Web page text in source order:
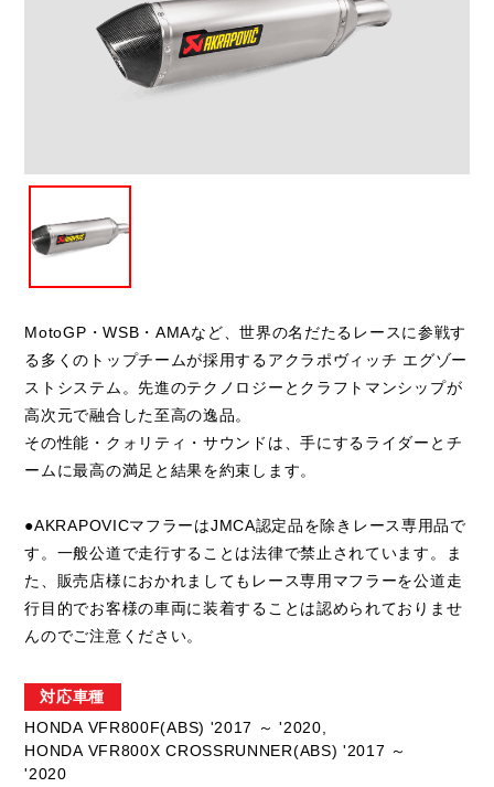
MotoGP・WSB・AMAなど、世界の名だたるレースに参戦す
る多くのトップチームが採用するアクラポヴィッチ エグゾー
ストシステム。先進のテクノロジーとクラフトマンシップが
高次元で融合した至高の逸品。
その性能・クォリティ・サウンドは、手にするライダーとチ
ームに最高の満足と結果を約束します。
●AKRAPOVICマフラーはJMCA認定品を除きレース専用品で
す。一般公道で走行することは法律で禁止されています。ま
た、販売店様におかれましてもレース専用マフラーを公道走
行目的でお客様の車両に装着することは認められておりませ
んのでご注意ください。
対応車種
HONDA VFR800F(ABS) '2017 ～ '2020,
HONDA VFR800X CROSSRUNNER(ABS) '2017 ～
'2020